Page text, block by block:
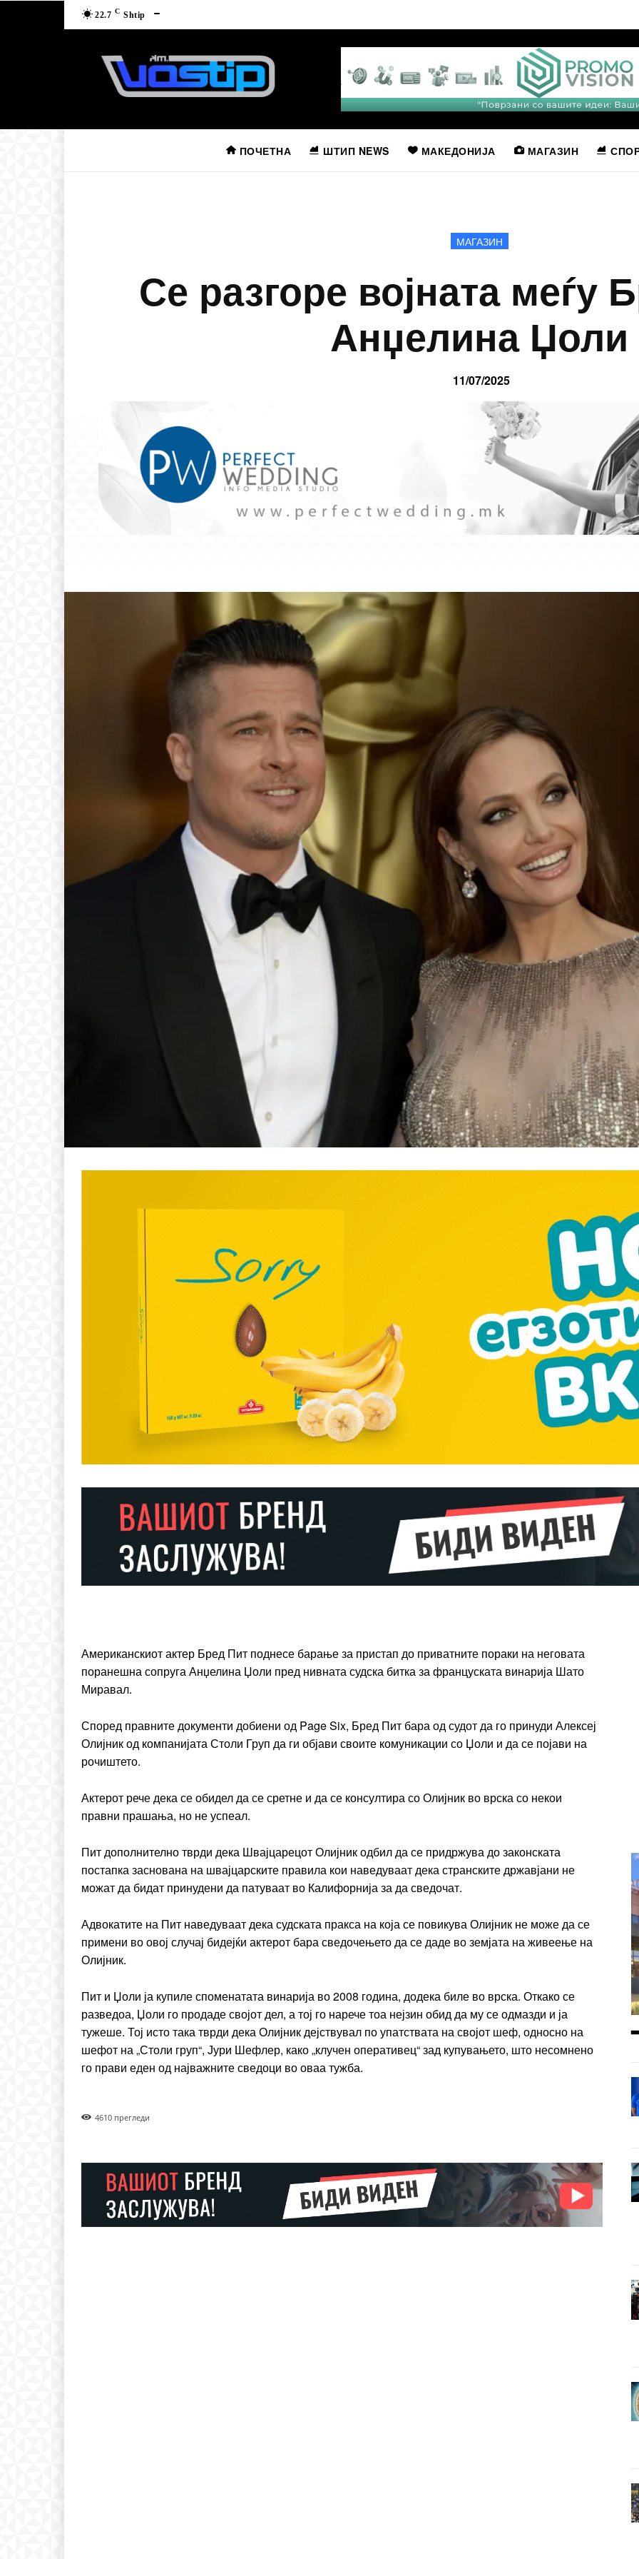
━ pricing plans
бесплатно
Etiam est nibh, lobortis sit
Praesent euismod ac
Donec quis est ac felis
Orci varius natoque dolor
$100 / yearplaceholder
ИЗБЕРЕТЕ
Praesent euismod ac
Ut mollis pellentesque tortor
Orci varius natoque dolor
22.7 C Shtip
ПОЧЕТНА ШТИП NEWS МАКЕДОНИЈА МАГАЗИН
МАГАЗИН
Се разгоре војната меѓу
Анџелина Џоли
11/07/2025
Американскиот актер Бред Пит поднесе барање за пристап до приватните пораки на неговата
поранешна сопруга Анџелина Џоли пред нивната судска битка за француската винарија Шато
Миравал.
Според правните документи добиени од Page Six, Бред Пит бара од судот да го принуди Алексеј
Олијник од компанијата Столи Груп да ги објави своите комуникации со Џоли и да се појави на
рочиштето.
Актерот рече дека се обидел да се сретне и да се консултира со Олијник во врска со некои
правни прашања, но не успеал.
Пит дополнително тврди дека Швајцарецот Олијник одбил да се придржува до законската
постапка заснована на швајцарските правила кои наведуваат дека странските државјани не
можат да бидат принудени да патуваат во Калифорнија за да сведочат.
Адвокатите на Пит наведуваат дека судската пракса на која се повикува Олијник не може да се
примени во овој случај бидејќи актерот бара сведочењето да се даде во земјата на живеење на
Олијник.
Пит и Џоли ја купиле споменатата винарија во 2008 година, додека биле во врска. Откако се
разведоа, Џоли го продаде својот дел, а тој го нарече тоа нејзин обид да му се одмазди и ја
тужеше. Тој исто така тврди дека Олијник дејствувал по упатствата на својот шеф, односно на
шефот на „Столи груп“, Јури Шефлер, како „клучен оперативец“ зад купувањето, што несомнено
го прави еден од најважните сведоци во оваа тужба.
4610 прегледи